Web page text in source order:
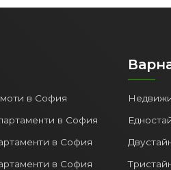
в София
в София
в София
в София